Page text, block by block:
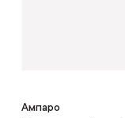
Ампаро